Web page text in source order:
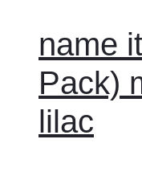
name
Pack)
lilac